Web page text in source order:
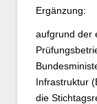
Ergänzung:
aufgrund der
Infrastruktur
die